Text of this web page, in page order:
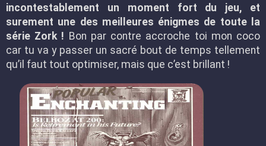
incontestablement un moment fort du jeu, et
surement une des meilleures énigmes de toute la
série Zork ! Bon par contre accroche toi mon coco
car tu va y passer un sacré bout de temps tellement
qu’il faut tout optimiser, mais que c’est brillant !